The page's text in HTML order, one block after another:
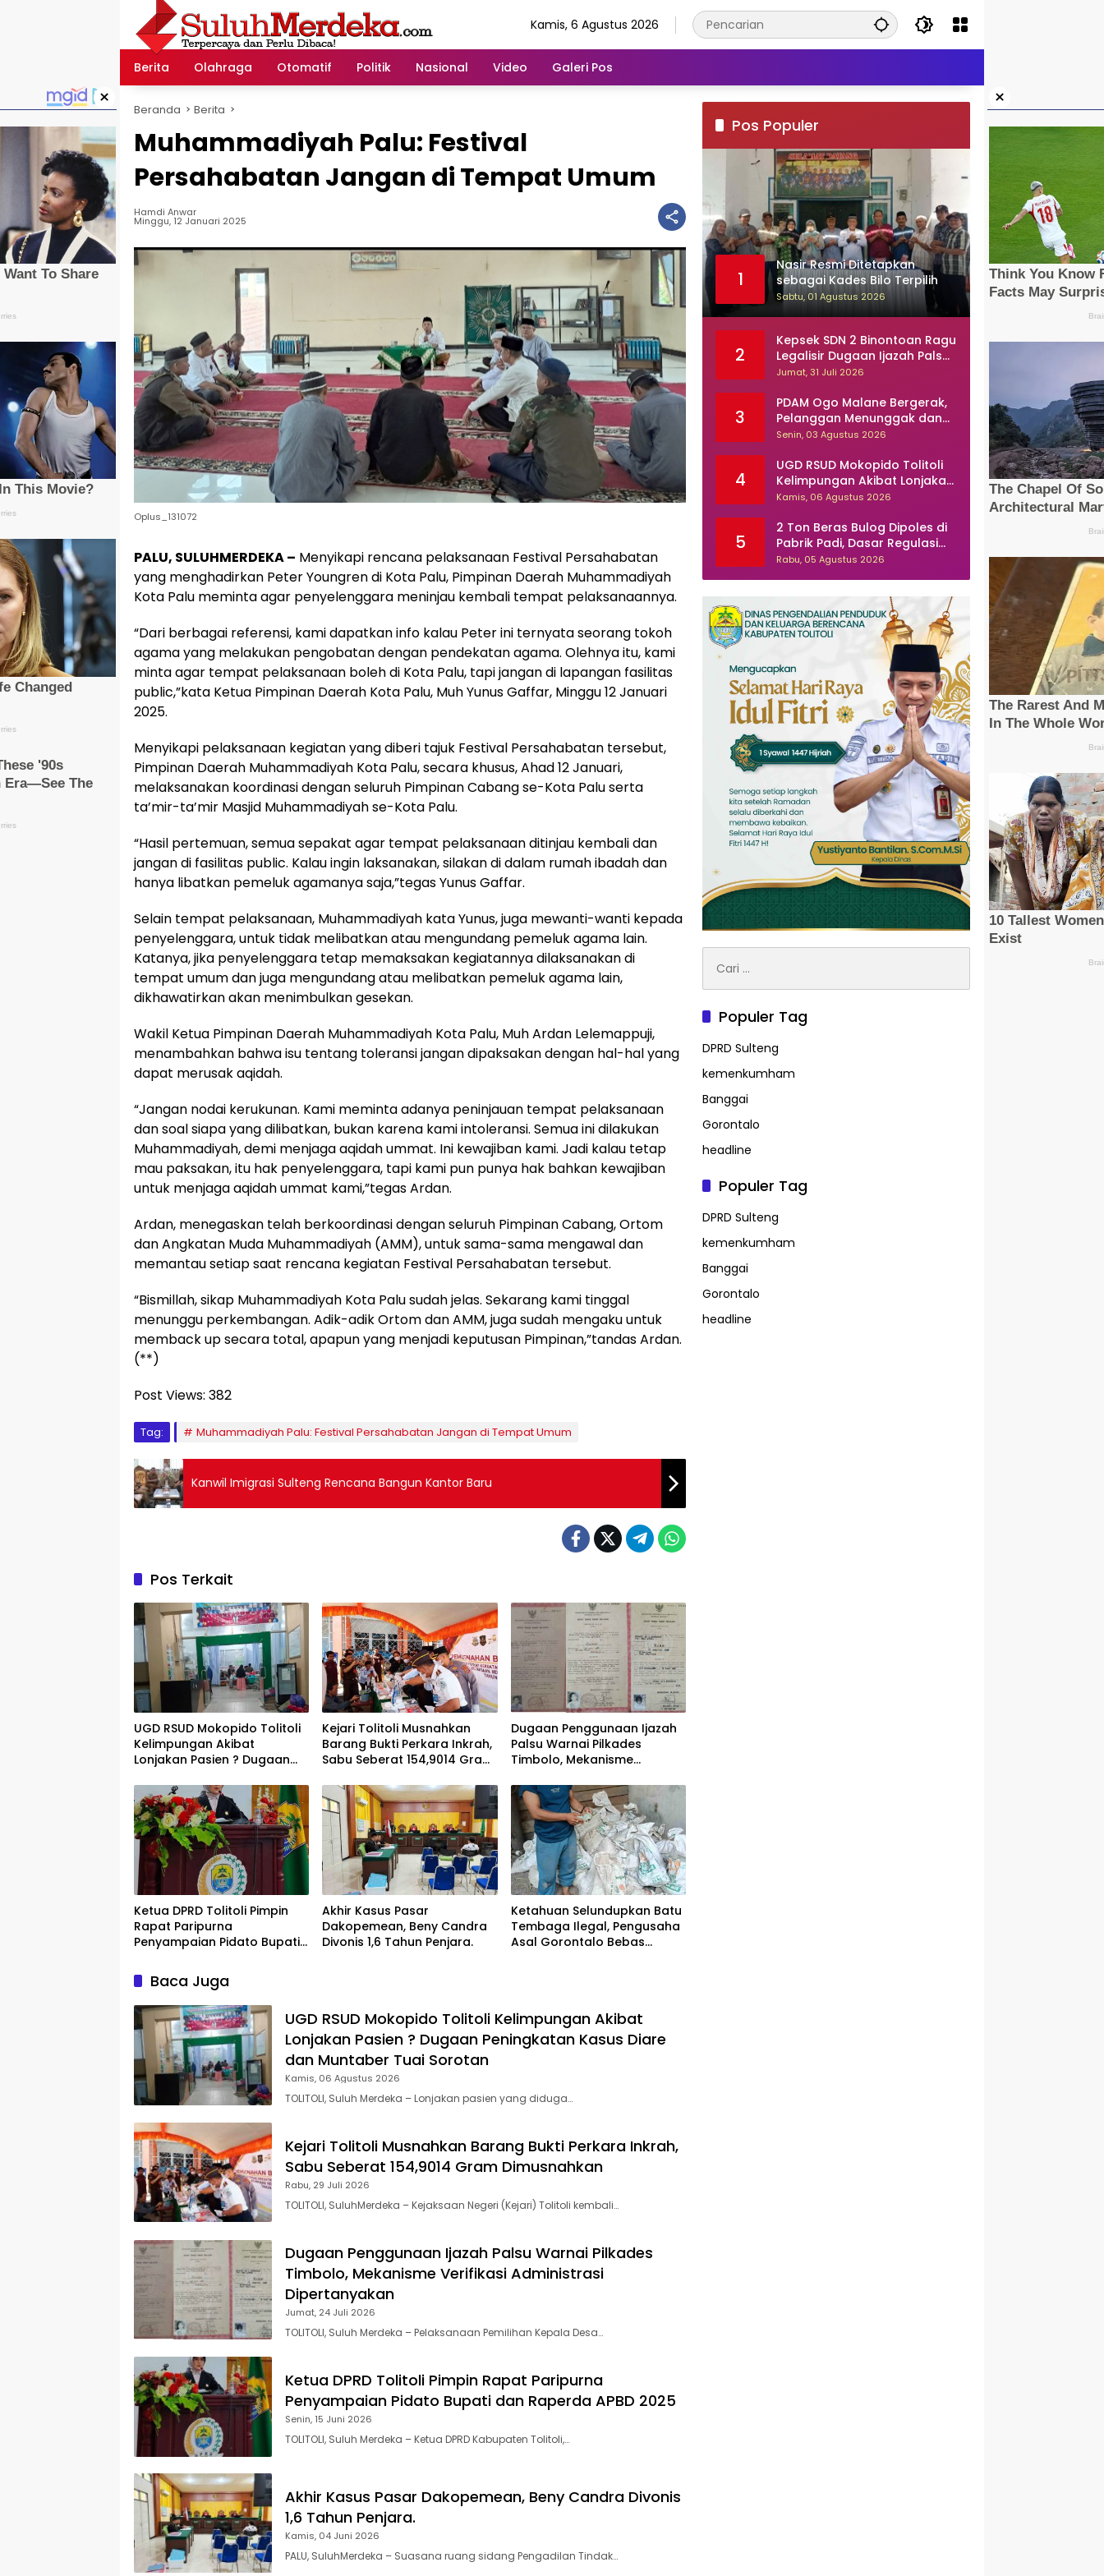
Kamis, 6 Agustus 2026
Berita Olahraga Otomatif Politik Nasional Video Galeri Pos
× ×
Beranda Berita
Muhammadiyah Palu: Festival
Persahabatan Jangan di Tempat Umum
Hamdi Anwar
Minggu, 12 Januari 2025
Oplus_131072
PALU, SULUHMERDEKA – Menyikapi rencana pelaksanaan Festival Persahabatan
yang menghadirkan Peter Youngren di Kota Palu, Pimpinan Daerah Muhammadiyah
Kota Palu meminta agar penyelenggara meninjau kembali tempat pelaksanaannya.
“Dari berbagai referensi, kami dapatkan info kalau Peter ini ternyata seorang tokoh
agama yang melakukan pengobatan dengan pendekatan agama. Olehnya itu, kami
minta agar tempat pelaksanaan boleh di Kota Palu, tapi jangan di lapangan fasilitas
public,”kata Ketua Pimpinan Daerah Kota Palu, Muh Yunus Gaffar, Minggu 12 Januari
2025.
Menyikapi pelaksanaan kegiatan yang diberi tajuk Festival Persahabatan tersebut,
Pimpinan Daerah Muhammadiyah Kota Palu, secara khusus, Ahad 12 Januari,
melaksanakan koordinasi dengan seluruh Pimpinan Cabang se-Kota Palu serta
ta’mir-ta’mir Masjid Muhammadiyah se-Kota Palu.
“Hasil pertemuan, semua sepakat agar tempat pelaksanaan ditinjau kembali dan
jangan di fasilitas public. Kalau ingin laksanakan, silakan di dalam rumah ibadah dan
hanya libatkan pemeluk agamanya saja,”tegas Yunus Gaffar.
Selain tempat pelaksanaan, Muhammadiyah kata Yunus, juga mewanti-wanti kepada
penyelenggara, untuk tidak melibatkan atau mengundang pemeluk agama lain.
Katanya, jika penyelenggara tetap memaksakan kegiatannya dilaksanakan di
tempat umum dan juga mengundang atau melibatkan pemeluk agama lain,
dikhawatirkan akan menimbulkan gesekan.
Wakil Ketua Pimpinan Daerah Muhammadiyah Kota Palu, Muh Ardan Lelemappuji,
menambahkan bahwa isu tentang toleransi jangan dipaksakan dengan hal-hal yang
dapat merusak aqidah.
“Jangan nodai kerukunan. Kami meminta adanya peninjauan tempat pelaksanaan
dan soal siapa yang dilibatkan, bukan karena kami intoleransi. Semua ini dilakukan
Muhammadiyah, demi menjaga aqidah ummat. Ini kewajiban kami. Jadi kalau tetap
mau paksakan, itu hak penyelenggara, tapi kami pun punya hak bahkan kewajiban
untuk menjaga aqidah ummat kami,”tegas Ardan.
Ardan, menegaskan telah berkoordinasi dengan seluruh Pimpinan Cabang, Ortom
dan Angkatan Muda Muhammadiyah (AMM), untuk sama-sama mengawal dan
memantau setiap saat rencana kegiatan Festival Persahabatan tersebut.
“Bismillah, sikap Muhammadiyah Kota Palu sudah jelas. Sekarang kami tinggal
menunggu perkembangan. Adik-adik Ortom dan AMM, juga sudah mengaku untuk
memback up secara total, apapun yang menjadi keputusan Pimpinan,”tandas Ardan.
(**)
Post Views: 382
Tag: Muhammadiyah Palu: Festival Persahabatan Jangan di Tempat Umum
Kanwil Imigrasi Sulteng Rencana Bangun Kantor Baru
Pos Terkait
UGD RSUD Mokopido Tolitoli
Kelimpungan Akibat
Lonjakan Pasien ? Dugaan
dan Muntaber Tuai Sorotan
Kejari Tolitoli Musnahkan
Barang Bukti Perkara Inkrah,
Sabu Seberat 154,9014 Gram
Dugaan Penggunaan Ijazah
Palsu Warnai Pilkades
Timbolo, Mekanisme
Dipertanyakan
Ketua DPRD Tolitoli Pimpin
Rapat Paripurna
Penyampaian Pidato Bupati
Akhir Kasus Pasar
Dakopemean, Beny Candra
Divonis 1,6 Tahun Penjara.
Ketahuan Selundupkan Batu
Tembaga Ilegal, Pengusaha
Asal Gorontalo Bebas
Baca Juga
UGD RSUD Mokopido Tolitoli Kelimpungan Akibat
Lonjakan Pasien ? Dugaan Peningkatan Kasus Diare
dan Muntaber Tuai Sorotan
Kamis, 06 Agustus 2026
TOLITOLI, Suluh Merdeka – Lonjakan pasien yang diduga…
Kejari Tolitoli Musnahkan Barang Bukti Perkara Inkrah,
Sabu Seberat 154,9014 Gram Dimusnahkan
Rabu, 29 Juli 2026
TOLITOLI, SuluhMerdeka – Kejaksaan Negeri (Kejari) Tolitoli kembali…
Dugaan Penggunaan Ijazah Palsu Warnai Pilkades
Timbolo, Mekanisme Verifikasi Administrasi
Dipertanyakan
Jumat, 24 Juli 2026
TOLITOLI, Suluh Merdeka – Pelaksanaan Pemilihan Kepala Desa…
Ketua DPRD Tolitoli Pimpin Rapat Paripurna
Penyampaian Pidato Bupati dan Raperda APBD 2025
Senin, 15 Juni 2026
TOLITOLI, Suluh Merdeka – Ketua DPRD Kabupaten Tolitoli,…
Akhir Kasus Pasar Dakopemean, Beny Candra Divonis
1,6 Tahun Penjara.
Kamis, 04 Juni 2026
PALU, SuluhMerdeka – Suasana ruang sidang Pengadilan Tindak…
Pos Populer
1
Nasir Resmi Ditetapkan
sebagai Kades Bilo Terpilih
Sabtu, 01 Agustus 2026
2
Kepsek SDN 2 Binontoan Ragu
Legalisir Dugaan Ijazah Palsu
Calon Kades, Kasusnya
Jumat, 31 Juli 2026
3
PDAM Ogo Malane Bergerak,
Pelanggan Menunggak dan
Sambungan Ilegal Mulai
Senin, 03 Agustus 2026
4
UGD RSUD Mokopido Tolitoli
Kelimpungan Akibat Lonjakan
Pasien ? Dugaan Peningkatan
Tuai Sorotan
Kamis, 06 Agustus 2026
5
2 Ton Beras Bulog Dipoles di
Pabrik Padi, Dasar Regulasi
Dipertanyakan
Rabu, 05 Agustus 2026
untuk:
Populer Tag
DPRD Sulteng
kemenkumham
Banggai
Gorontalo
headline
Populer Tag
DPRD Sulteng
kemenkumham
Banggai
Gorontalo
headline